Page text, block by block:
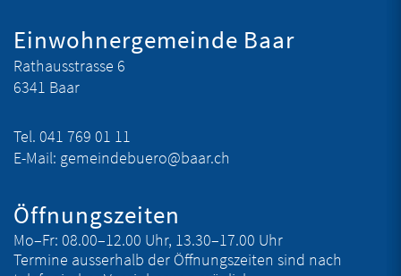
Fusszeile
Einwohnergemeinde Baar
Rathausstrasse 6
6341 Baar
Tel. 041 769 01 11
E-Mail: gemeindebuero@baar.ch
Öffnungszeiten
Mo–Fr: 08.00–12.00 Uhr, 13.30–17.00 Uhr
Termine ausserhalb der Öffnungszeiten sind nach